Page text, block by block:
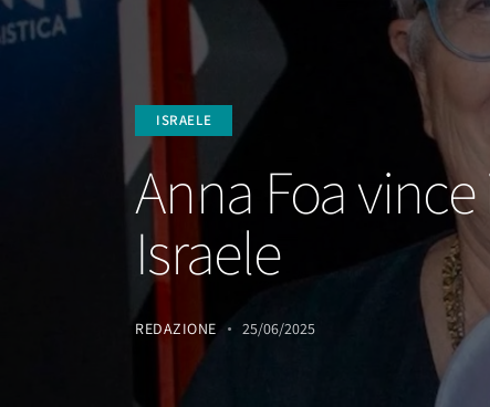
ISRAELE
Anna Foa
Israele
REDAZIONE 25/06/2025